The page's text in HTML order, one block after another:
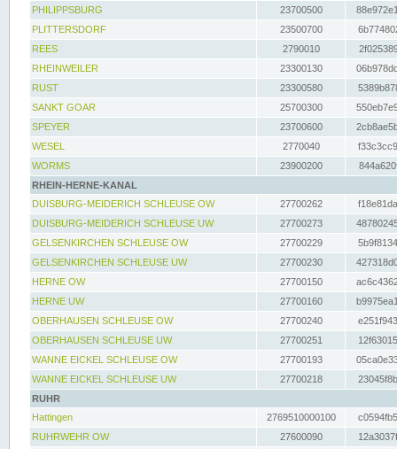
PHILIPPSBURG
23700500
PLITTERSDORF
23500700
REES
2790010
RHEINWEILER
23300130
RUST
23300580
SANKT GOAR
25700300
SPEYER
23700600
WESEL
2770040
WORMS
23900200
RHEIN-HERNE-KANAL
DUISBURG-MEIDERICH SCHLEUSE OW
27700262
DUISBURG-MEIDERICH SCHLEUSE UW
27700273
GELSENKIRCHEN SCHLEUSE OW
27700229
GELSENKIRCHEN SCHLEUSE UW
27700230
HERNE OW
27700150
HERNE UW
27700160
OBERHAUSEN SCHLEUSE OW
27700240
OBERHAUSEN SCHLEUSE UW
27700251
WANNE EICKEL SCHLEUSE OW
27700193
WANNE EICKEL SCHLEUSE UW
27700218
RUHR
Hattingen
2769510000100
RUHRWEHR OW
27600090